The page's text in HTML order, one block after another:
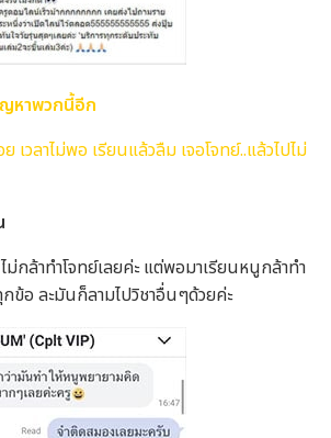
หาพวกนี้อีก
เวลาไม่พอ เรียนแล้วลืม เจอโจทย์..แล้วไปไม่
กล้าทำโจทย์เลยค่ะ แต่พอมาเรียนหนูกล้าทำ
ข้อ ละมันก็ลามไปวิชาอื่นๆด้วยค่ะ